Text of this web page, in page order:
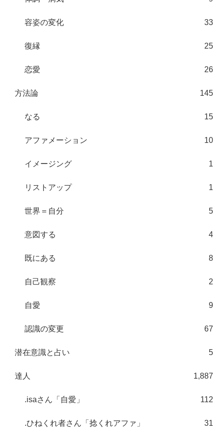
容姿の変化 33
復縁 25
恋愛 26
方法論 145
なる 15
アファメーション 10
イメージング 1
リストアップ 1
世界＝自分 5
意図する 4
既にある 8
自己観察 2
自愛 9
認識の変更 67
潜在意識と占い 5
達人 1,887
.isaさん「自愛」 112
.ひねくれ者さん「捻くれアファ」 31